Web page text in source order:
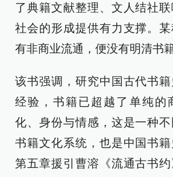
了典籍文献整理、文人结社
社会的形成提供有力支撑。
有非商业流通，便没有明清书
该书强调，研究中国古代书
经验，书籍已超越了单纯的
化、身份与情感，这是一种
书籍文化系统，也是中国书籍
第五章援引曹溶《流通古书